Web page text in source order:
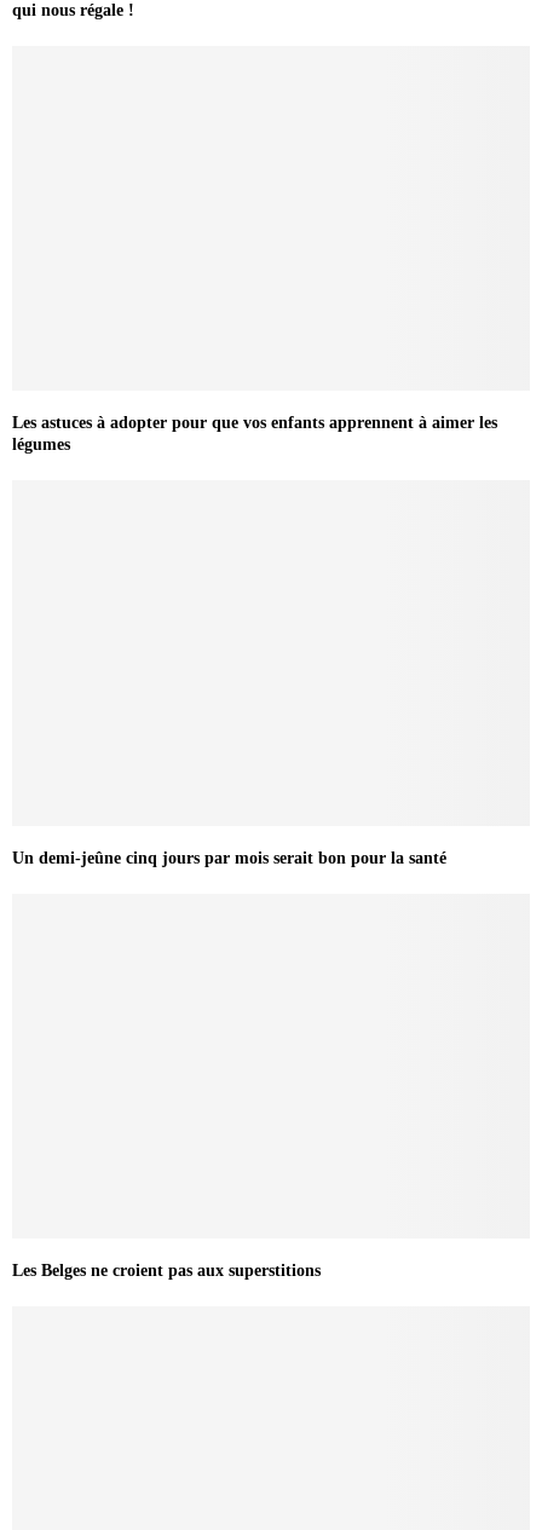
qui nous régale !
Les astuces à adopter pour que vos enfants apprennent à aimer les
légumes
Un demi-jeûne cinq jours par mois serait bon pour la santé
Les Belges ne croient pas aux superstitions